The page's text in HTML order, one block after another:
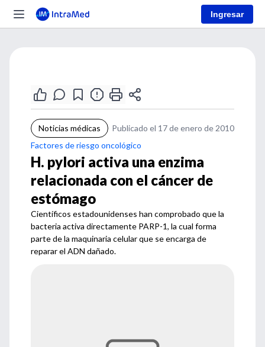
Ingresar
Noticias médicas
Publicado el 17 de enero de 2010
Factores de riesgo oncológico
H. pylori activa una enzima
relacionada con el cáncer de
estómago
Científicos estadounidenses han comprobado que la
bacteria activa directamente PARP-1, la cual forma
parte de la maquinaria celular que se encarga de
reparar el ADN dañado.